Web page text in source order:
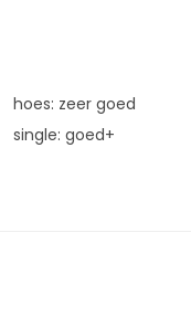
hoes: zeer goed
single: goed+